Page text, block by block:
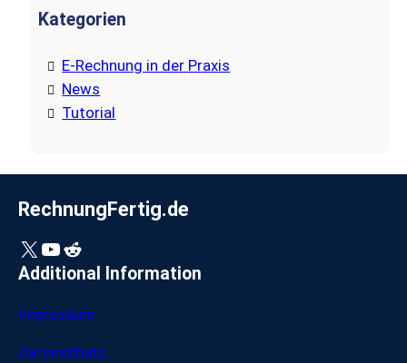
Kategorien
E-Rechnung in der Praxis
News
Tutorial
RechnungFertig.de
X YouTube Reddit
Additional Information
Impressum
Datenschutz